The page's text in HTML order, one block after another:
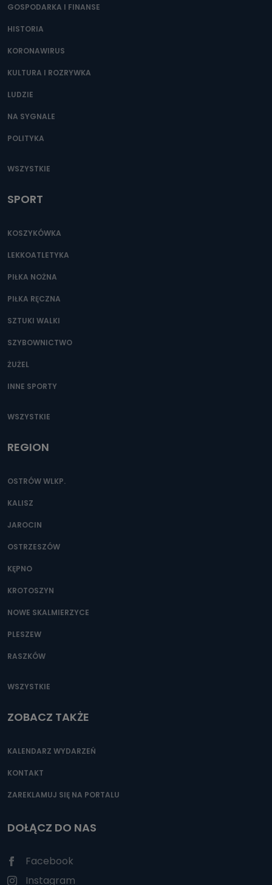
GOSPODARKA I FINANSE
HISTORIA
KORONAWIRUS
KULTURA I ROZRYWKA
LUDZIE
NA SYGNALE
POLITYKA
WSZYSTKIE
SPORT
KOSZYKÓWKA
LEKKOATLETYKA
PIŁKA NOŻNA
PIŁKA RĘCZNA
SZTUKI WALKI
SZYBOWNICTWO
ŻUŻEL
INNE SPORTY
WSZYSTKIE
REGION
OSTRÓW WLKP.
KALISZ
JAROCIN
OSTRZESZÓW
KĘPNO
KROTOSZYN
NOWE SKALMIERZYCE
PLESZEW
RASZKÓW
WSZYSTKIE
ZOBACZ TAKŻE
KALENDARZ WYDARZEŃ
KONTAKT
ZAREKLAMUJ SIĘ NA PORTALU
DOŁĄCZ DO NAS
Facebook
Instagram